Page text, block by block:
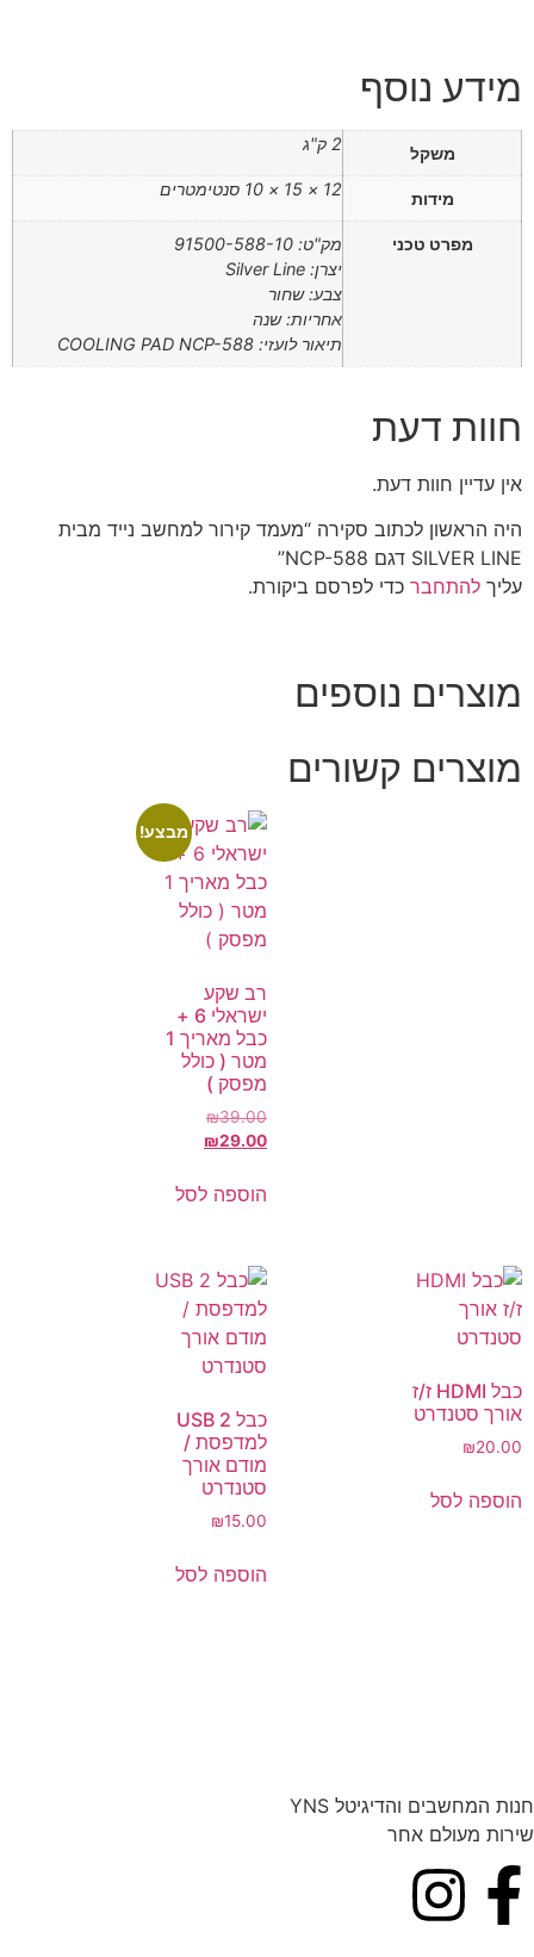
מידע נוסף
משקל 2 ק"ג
מידות 12 × 15 × 10 סנטימטרים
מפרט טכני
מק"ט: 91500-588-10
יצרן: Silver Line
צבע: שחור
אחריות: שנה
תיאור לועזי: COOLING PAD NCP-588
חוות דעת
אין עדיין חוות דעת.
היה הראשון לכתוב סקירה “מעמד קירור למחשב נייד מבית
SILVER LINE דגם NCP-588”
עליך להתחבר כדי לפרסם ביקורת.
מוצרים נוספים
מוצרים קשורים
מבצע!
רב שקע
ישראלי 6 +
כבל מאריך 1
מטר ( כולל
מפסק )
₪39.00
₪29.00
הוספה לסל
כבל HDMI ז/ז
אורך סטנדרט
₪20.00
הוספה לסל
כבל 2 USB
למדפסת /
מודם אורך
סטנדרט
₪15.00
הוספה לסל
חנות המחשבים והדיגיטל YNS
שירות מעולם אחר